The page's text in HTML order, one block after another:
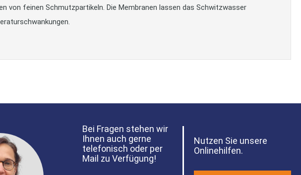
von feinen Schmutzpartikeln. Die Membranen lassen das Schwitzwasser
Bei Fragen stehen wir
Ihnen auch gerne
telefonisch oder per
Mail zu Verfügung!
Nutzen Sie unsere
Onlinehilfen.